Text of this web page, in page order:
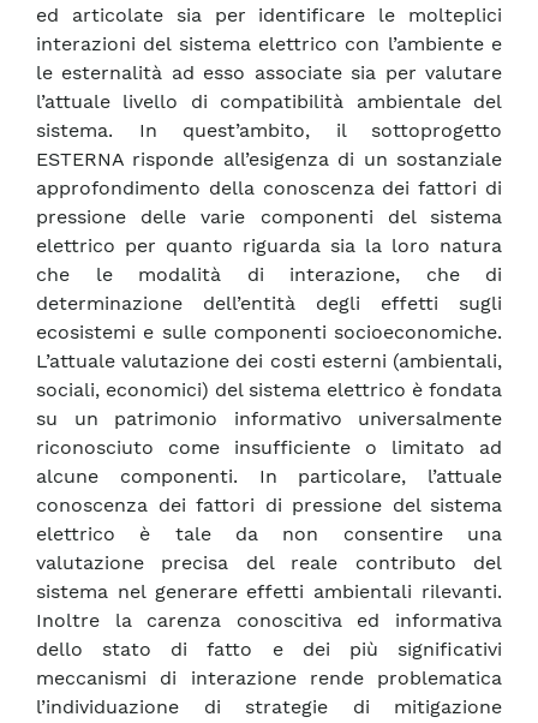
ed articolate sia per identificare le molteplici
interazioni del sistema elettrico con l’ambiente e
le esternalità ad esso associate sia per valutare
l’attuale livello di compatibilità ambientale del
sistema. In quest’ambito, il sottoprogetto
ESTERNA risponde all’esigenza di un sostanziale
approfondimento della conoscenza dei fattori di
pressione delle varie componenti del sistema
elettrico per quanto riguarda sia la loro natura
che le modalità di interazione, che di
determinazione dell’entità degli effetti sugli
ecosistemi e sulle componenti socioeconomiche.
L’attuale valutazione dei costi esterni (ambientali,
sociali, economici) del sistema elettrico è fondata
su un patrimonio informativo universalmente
riconosciuto come insufficiente o limitato ad
alcune componenti. In particolare, l’attuale
conoscenza dei fattori di pressione del sistema
elettrico è tale da non consentire una
valutazione precisa del reale contributo del
sistema nel generare effetti ambientali rilevanti.
Inoltre la carenza conoscitiva ed informativa
dello stato di fatto e dei più significativi
meccanismi di interazione rende problematica
l’individuazione di strategie di mitigazione